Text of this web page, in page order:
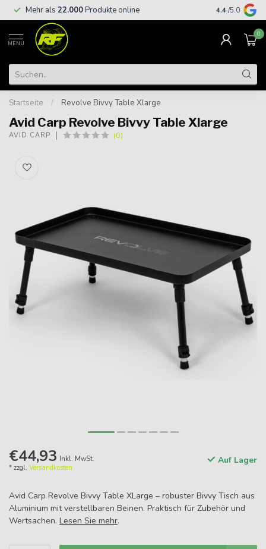
Mehr als 22.000Produkte online Kostenloser
€
4.4 /5.0
MENU
0
Startseite / Revolve Bivvy Table Xlarge
Avid Carp Revolve Bivvy Table Xlarge
AVID CARP (0)
€44,93 Inkl. MwSt.
* zzgl. Versandkosten
Auf Lager
Avid Carp Revolve Bivvy Table XLarge – robuster Bivvy Tisch aus
Aluminium mit verstellbaren Beinen. Praktisch für Zubehör und
Wertsachen. Lesen Sie mehr.